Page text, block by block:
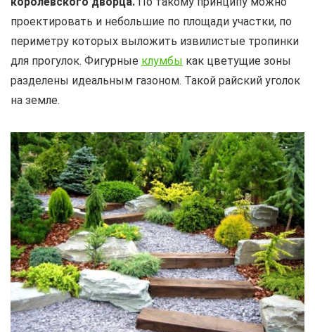
проектировать и небольшие по площади участки, по
периметру которых выложить извилистые тропинки
для прогулок. Фигурные клумбы как цветущие зоны
разделены идеальным газоном. Такой райский уголок
на земле.